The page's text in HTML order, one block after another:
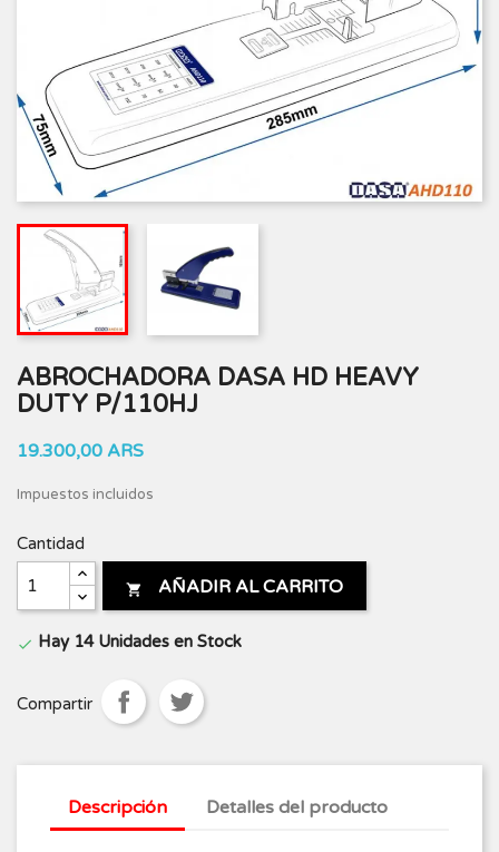
ABROCHADORA DASA HD HEAVY
DUTY P/110HJ
19.300,00 ARS
Impuestos incluidos
Cantidad
 AÑADIR AL CARRITO
 Hay 14 Unidades en Stock
Compartir
Descripción Detalles del producto